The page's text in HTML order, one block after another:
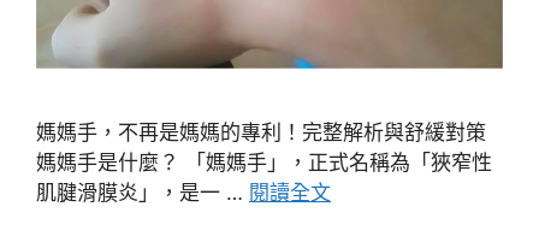
媽媽手，不再是媽媽的專利！完整解析與舒緩對策
媽媽手是什麼？ 「媽媽手」，正式名稱為「狹窄性
肌腱滑膜炎」，是一 … 閱讀全文